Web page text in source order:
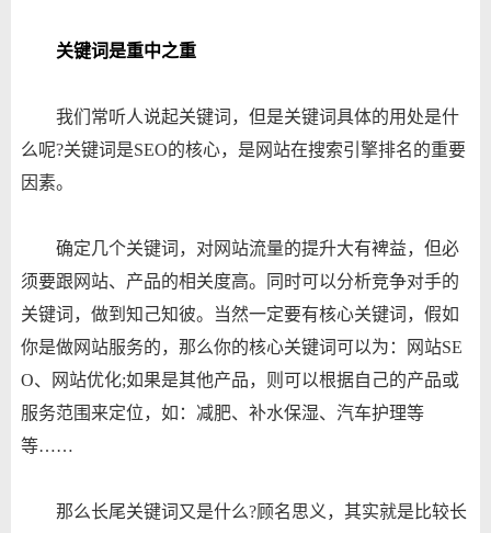
关键词是重中之重
我们常听人说起关键词，但是关键词具体的用处是什
么呢?关键词是SEO的核心，是网站在搜索引擎排名的重要
因素。
确定几个关键词，对网站流量的提升大有裨益，但必
须要跟网站、产品的相关度高。同时可以分析竞争对手的
关键词，做到知己知彼。当然一定要有核心关键词，假如
你是做网站服务的，那么你的核心关键词可以为：网站SE
O、网站优化;如果是其他产品，则可以根据自己的产品或
服务范围来定位，如：减肥、补水保湿、汽车护理等
等……
那么长尾关键词又是什么?顾名思义，其实就是比较长